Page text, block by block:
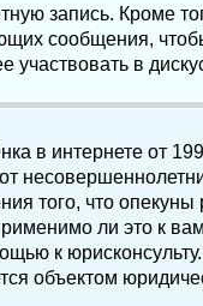
запись. Кроме
сообщения,
участвовать в
в интернете от
того, что
ли это к
к
объектом